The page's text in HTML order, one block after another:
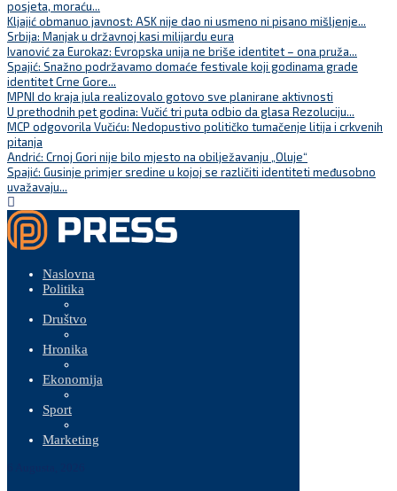
posjeta, moraću...
Kljajić obmanuo javnost: ASK nije dao ni usmeno ni pisano mišljenje...
Srbija: Manjak u državnoj kasi milijardu eura
Ivanović za Eurokaz: Evropska unija ne briše identitet – ona pruža...
Spajić: Snažno podržavamo domaće festivale koji godinama grade
identitet Crne Gore...
MPNI do kraja jula realizovalo gotovo sve planirane aktivnosti
U prethodnih pet godina: Vučić tri puta odbio da glasa Rezoluciju...
MCP odgovorila Vučiću: Nedopustivo političko tumačenje litija i crkvenih
pitanja
Andrić: Crnoj Gori nije bilo mjesto na obilježavanju „Oluje“
Spajić: Gusinje primjer sredine u kojoj se različiti identiteti međusobno
uvažavaju...
Naslovna
Politika
Društvo
Hronika
Ekonomija
Sport
Marketing